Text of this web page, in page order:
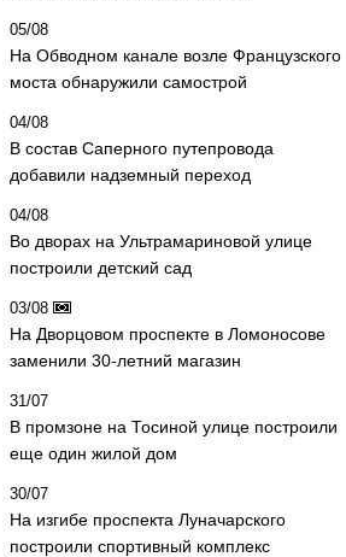
05/08
На Обводном канале возле Французского
моста обнаружили самострой
04/08
В состав Саперного путепровода
добавили надземный переход
04/08
Во дворах на Ультрамариновой улице
построили детский сад
03/08
На Дворцовом проспекте в Ломоносове
заменили 30-летний магазин
31/07
В промзоне на Тосиной улице построили
еще один жилой дом
30/07
На изгибе проспекта Луначарского
построили спортивный комплекс